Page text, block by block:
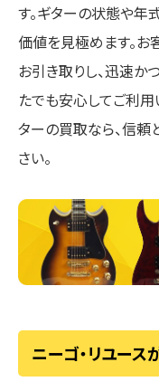
す。ギターの状態や年
価値を見極めます。
お引き取りし、迅速か
たでも安心してご利
ターの買取なら、信頼
さい。
ニーゴ・リユー